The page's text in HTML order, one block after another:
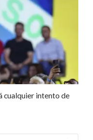
cualquier intento de